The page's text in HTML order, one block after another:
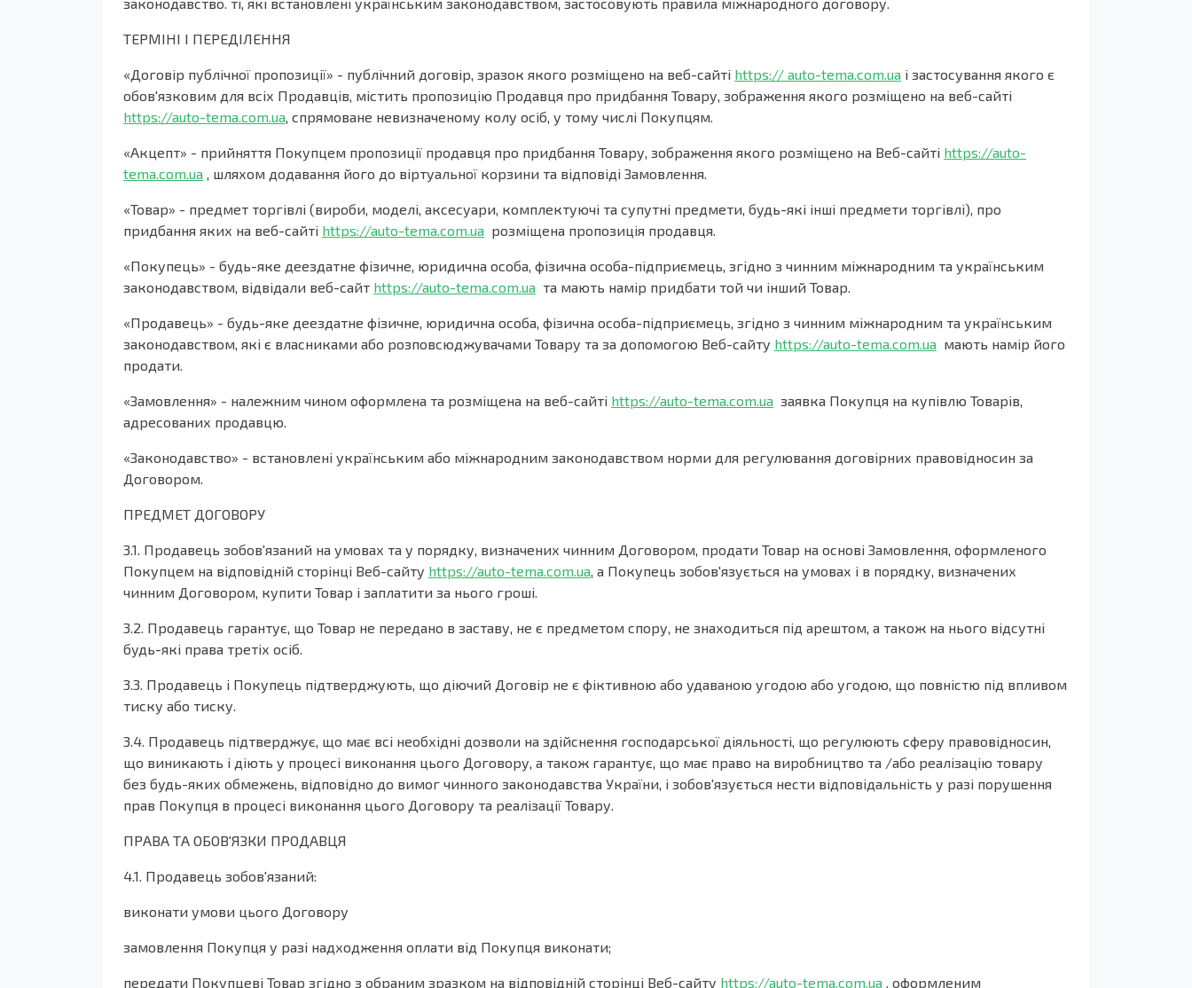
ТЕРМІНІ І ПЕРЕДІЛЕННЯ
«Договір публічної пропозиції» - публічний договір, зразок якого розміщено на веб-сайті https:// auto-tema.com.ua і застосування якого є
обов'язковим для всіх Продавців, містить пропозицію Продавця про придбання Товару, зображення якого розміщено на веб-сайті
https://auto-tema.com.ua, спрямоване невизначеному колу осіб, у тому числі Покупцям.
«Акцепт» - прийняття Покупцем пропозиції продавця про придбання Товару, зображення якого розміщено на Веб-сайті https://auto-
tema.com.ua , шляхом додавання його до віртуальної корзини та відповіді Замовлення.
«Товар» - предмет торгівлі (вироби, моделі, аксесуари, комплектуючі та супутні предмети, будь-які інші предмети торгівлі), про
придбання яких на веб-сайті https://auto-tema.com.ua розміщена пропозиція продавця.
«Покупець» - будь-яке деездатне фізичне, юридична особа, фізична особа-підприємець, згідно з чинним міжнародним та українським
законодавством, відвідали веб-сайт https://auto-tema.com.ua та мають намір придбати той чи інший Товар.
«Продавець» - будь-яке деездатне фізичне, юридична особа, фізична особа-підприємець, згідно з чинним міжнародним та українським
законодавством, які є власниками або розповсюджувачами Товару та за допомогою Веб-сайту https://auto-tema.com.ua мають намір його
продати.
«Замовлення» - належним чином оформлена та розміщена на веб-сайті https://auto-tema.com.ua заявка Покупця на купівлю Товарів,
адресованих продавцю.
«Законодавство» - встановлені українським або міжнародним законодавством норми для регулювання договірних правовідносин за
Договором.
ПРЕДМЕТ ДОГОВОРУ
3.1. Продавець зобов'язаний на умовах та у порядку, визначених чинним Договором, продати Товар на основі Замовлення, оформленого
Покупцем на відповідній сторінці Веб-сайту https://auto-tema.com.ua, а Покупець зобов'язується на умовах і в порядку, визначених
чинним Договором, купити Товар і заплатити за нього гроші.
3.2. Продавець гарантує, що Товар не передано в заставу, не є предметом спору, не знаходиться під арештом, а також на нього відсутні
будь-які права третіх осіб.
3.3. Продавець і Покупець підтверджують, що діючий Договір не є фіктивною або удаваною угодою або угодою, що повністю під впливом
тиску або тиску.
3.4. Продавець підтверджує, що має всі необхідні дозволи на здійснення господарської діяльності, що регулюють сферу правовідносин,
що виникають і діють у процесі виконання цього Договору, а також гарантує, що має право на виробництво та /або реалізацію товару
без будь-яких обмежень, відповідно до вимог чинного законодавства України, і зобов'язується нести відповідальність у разі порушення
прав Покупця в процесі виконання цього Договору та реалізації Товару.
ПРАВА ТА ОБОВ'ЯЗКИ ПРОДАВЦЯ
4.1. Продавець зобов'язаний:
виконати умови цього Договору
замовлення Покупця у разі надходження оплати від Покупця виконати;
передати Покупцеві Товар згідно з обраним зразком на відповідній сторінці Веб-сайту https://auto-tema.com.ua , оформленим